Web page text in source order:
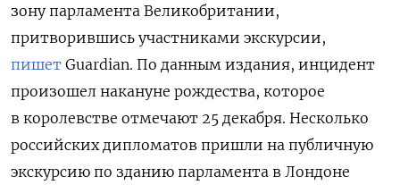
зону парламента Великобритании,
притворившись участниками экскурсии,
пишет Guardian. По данным издания, инцидент
произошел накануне рождества, которое
в королевстве отмечают 25 декабря. Несколько
российских дипломатов пришли на публичную
экскурсию по зданию парламента в Лондоне